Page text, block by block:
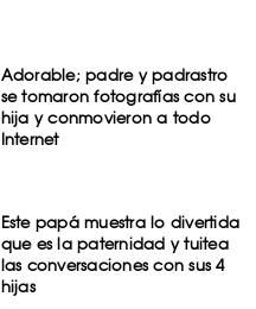
Adorable; padre y padrastro
se tomaron fotografías con su
hija y conmovieron a todo
Internet
Este papá muestra lo divertida
que es la paternidad y tuitea
las conversaciones con sus 4
hijas